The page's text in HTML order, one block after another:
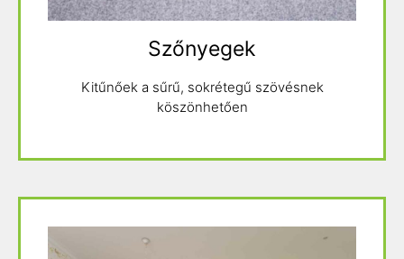
Szőnyegek
Kitűnőek a sűrű, sokrétegű szövésnek
köszönhetően